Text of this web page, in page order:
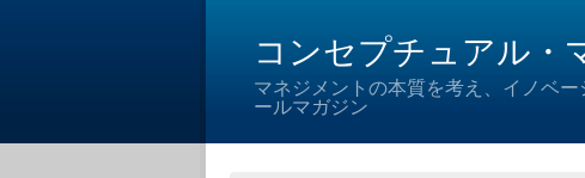
コンセプチュアル・
マネジメントの本質を考え、イノベ
ールマガジン